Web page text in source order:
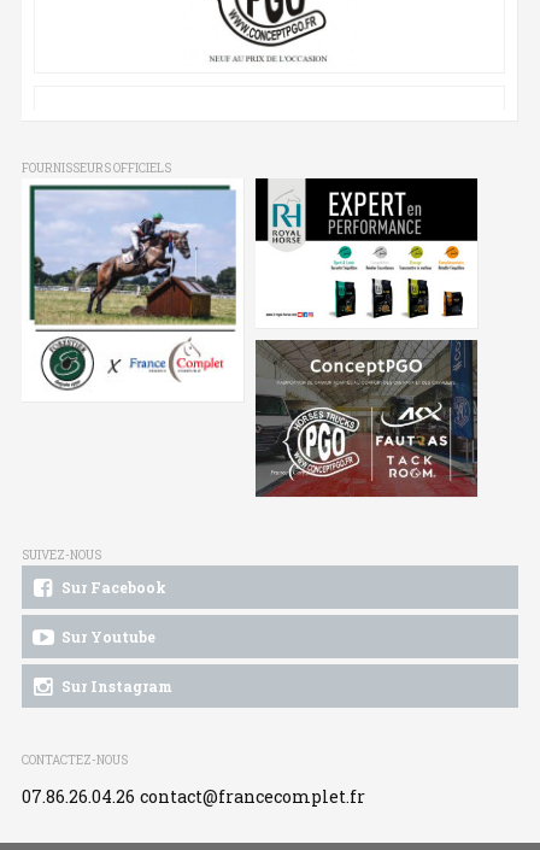
FOURNISSEURS OFFICIELS
SUIVEZ-NOUS
Sur Facebook
Sur Youtube
Sur Instagram
CONTACTEZ-NOUS
07.86.26.04.26 contact@francecomplet.fr